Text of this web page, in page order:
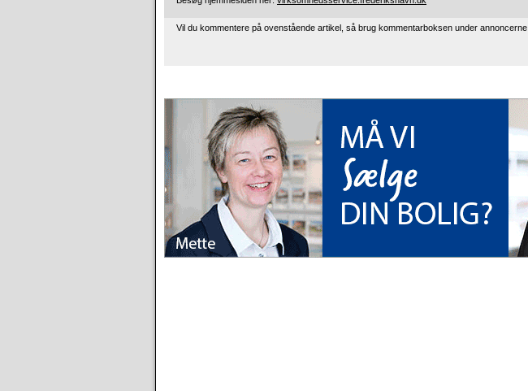
Vil du kommentere på ovenstående artikel, så brug kommentarboksen under annoncerne.